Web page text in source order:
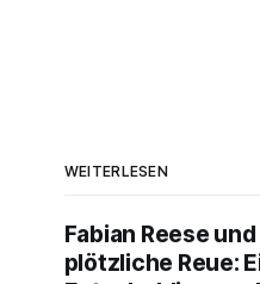
WEITERLESEN
Fabian Reese
plötzliche Reue: